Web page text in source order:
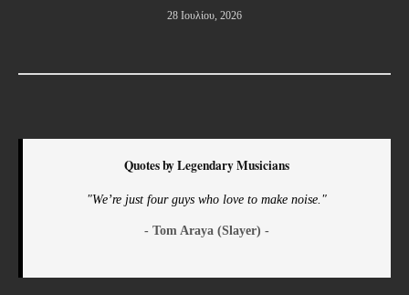
28 Ιουλίου, 2026
Quotes by Legendary Musicians
"We’re just four guys who love to make noise."
- Tom Araya (Slayer) -